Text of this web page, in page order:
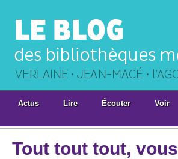
Actus Lire Écouter Voir
Tout tout tout,